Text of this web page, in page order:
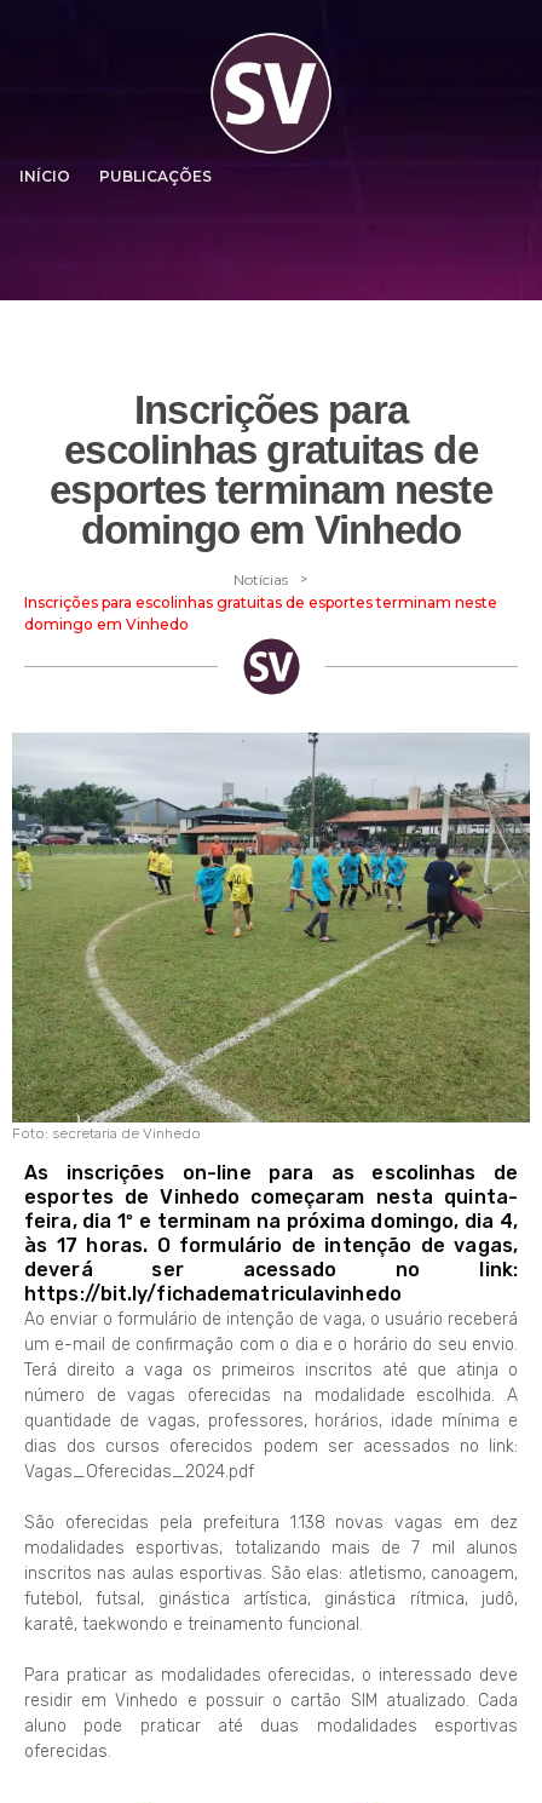
INÍCIO PUBLICAÇÕES
Inscrições para
escolinhas gratuitas de
esportes terminam neste
domingo em Vinhedo
Notícias >
Inscrições para escolinhas gratuitas de esportes terminam neste
domingo em Vinhedo
Foto: secretaria de Vinhedo
As inscrições on-line para as escolinhas de
esportes de Vinhedo começaram nesta quinta-
feira, dia 1º e terminam na próxima domingo, dia 4,
às 17 horas. O formulário de intenção de vagas,
deverá ser acessado no link:
https://bit.ly/fichadematriculavinhedo
Ao enviar o formulário de intenção de vaga, o usuário receberá
um e-mail de confirmação com o dia e o horário do seu envio.
Terá direito a vaga os primeiros inscritos até que atinja o
número de vagas oferecidas na modalidade escolhida. A
quantidade de vagas, professores, horários, idade mínima e
dias dos cursos oferecidos podem ser acessados no link:
Vagas_Oferecidas_2024.pdf
São oferecidas pela prefeitura 1.138 novas vagas em dez
modalidades esportivas, totalizando mais de 7 mil alunos
inscritos nas aulas esportivas. São elas: atletismo, canoagem,
futebol, futsal, ginástica artística, ginástica rítmica, judô,
karatê, taekwondo e treinamento funcional.
Para praticar as modalidades oferecidas, o interessado deve
residir em Vinhedo e possuir o cartão SIM atualizado. Cada
aluno pode praticar até duas modalidades esportivas
oferecidas.